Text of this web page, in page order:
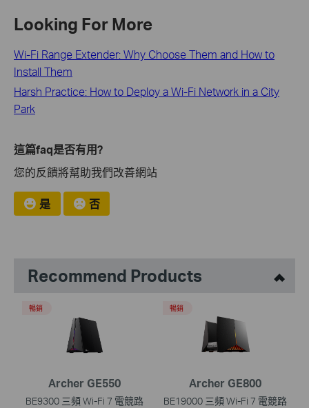
Looking For More
Wi-Fi Range Extender: Why Choose Them and How to
Install Them
Harsh Practice: How to Deploy a Wi-Fi Network in a City
Park
這篇faq是否有用?
您的反饋將幫助我們改善網站
是 否
Recommend Products
Archer GE550
BE9300 三頻 Wi-Fi 7 電競路
暢銷
Archer GE800
BE19000 三頻 Wi-Fi 7 電競路
暢銷